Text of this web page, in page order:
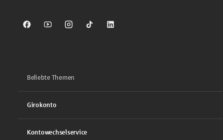
Sparkasse auf Facebook
Sparkasse auf Youtube
Sparkasse auf Instagram
Sparkasse auf TikTok
Sparkasse auf LinkedIn
Beliebte Themen
Girokonto
Kontowechselservice